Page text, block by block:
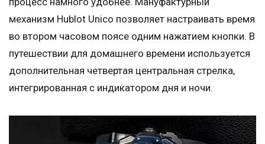
механизм Hublot Unico позволяет настраивать время
во втором часовом поясе одним нажатием кнопки. В
путешествии для домашнего времени используется
дополнительная четвертая центральная стрелка,
интегрированная с индикатором дня и ночи.